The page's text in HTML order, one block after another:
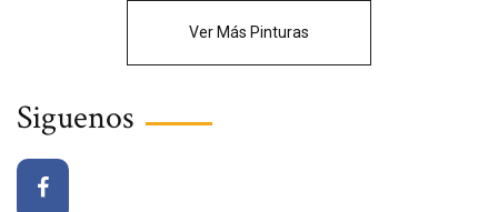
Ver Más Pinturas
Siguenos